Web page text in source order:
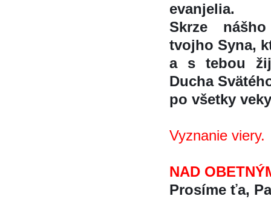
evanjelia.
Skrze
tvojho Syna,
a s tebou
Ducha
po všetky
Vyznanie viery.
NAD
Prosíme ťa,